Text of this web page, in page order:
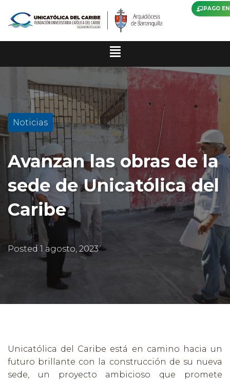
PAGO
Noticias
Avanzan las obras de la
sede de Unicatólica del
Caribe
Posted1 agosto, 2023
Unicatólica del Caribe está en camino hacia un
futuro brillante con la construcción de su nueva
sede, un proyecto ambicioso que promete